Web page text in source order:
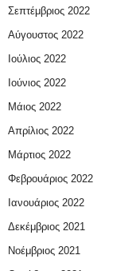
Σεπτέμβριος 2022
Αύγουστος 2022
Ιούλιος 2022
Ιούνιος 2022
Μάιος 2022
Απρίλιος 2022
Μάρτιος 2022
Φεβρουάριος 2022
Ιανουάριος 2022
Δεκέμβριος 2021
Νοέμβριος 2021